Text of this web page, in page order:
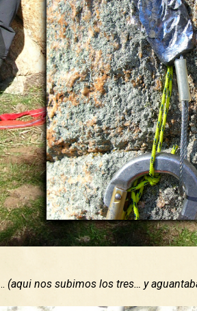
(aqui nos subimos los tres… y